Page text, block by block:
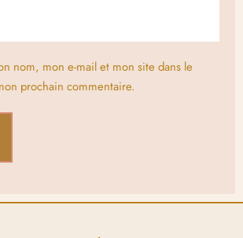
nom, mon e-mail et mon site dans le
prochain commentaire.